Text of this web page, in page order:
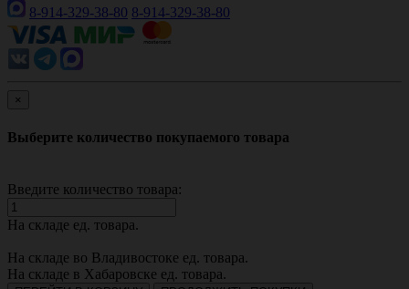
8-914-329-38-80 8-914-329-38-80
×
Выберите количество покупаемого товара
Введите количество товара:
На складе ед. товара.
На складе во Владивостоке ед. товара.
На складе в Хабаровске ед. товара.